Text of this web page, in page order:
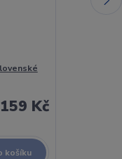
159 Kč
košíku